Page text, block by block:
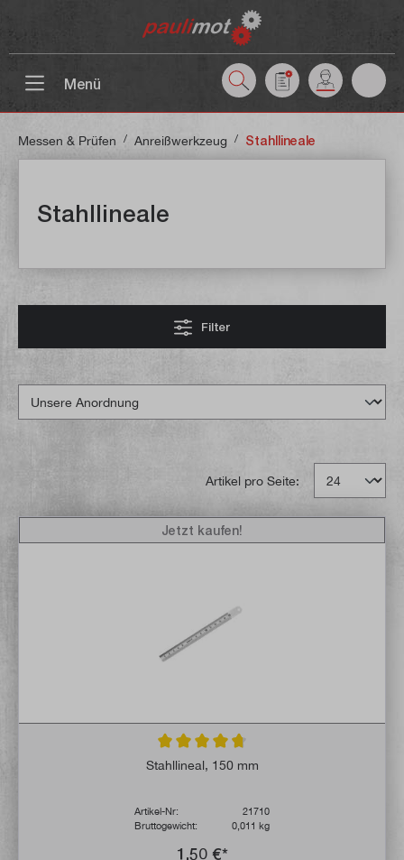
Menü
Messen & Prüfen / Anreißwerkzeug / Stahllineale
Stahllineale
Filter
Artikel pro Seite:
Durchschnittliche Bewertung von 4.8 von
Stahllineal, 150 mm
Artikel-Nr:
21710
Bruttogewicht:
0,011 kg
1,50 €*
Jetzt kaufen!